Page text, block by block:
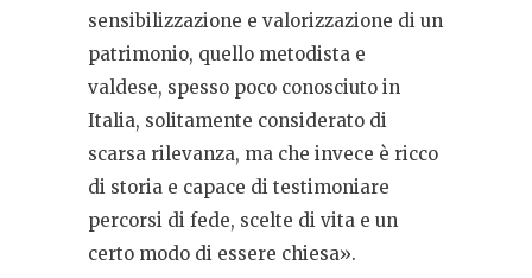
sensibilizzazione e valorizzazione di un
patrimonio, quello metodista e
valdese, spesso poco conosciuto in
Italia, solitamente considerato di
scarsa rilevanza, ma che invece è ricco
di storia e capace di testimoniare
percorsi di fede, scelte di vita e un
certo modo di essere chiesa».